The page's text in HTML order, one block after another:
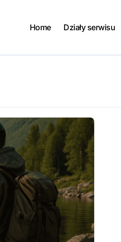
Home Działy serwisu